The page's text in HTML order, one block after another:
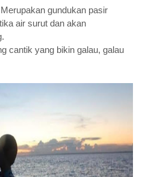
Merupakan gundukan pasir
air surut dan akan
cantik yang bikin galau, galau